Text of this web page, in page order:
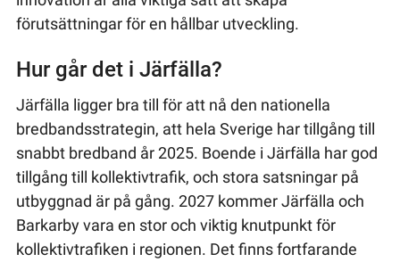
förutsättningar för en hållbar utveckling.
Hur går det i Järfälla?
Järfälla ligger bra till för att nå den nationella
bredbandsstrategin, att hela Sverige har tillgång till
snabbt bredband år 2025. Boende i Järfälla har god
tillgång till kollektivtrafik, och stora satsningar på
utbyggnad är på gång. 2027 kommer Järfälla och
Barkarby vara en stor och viktig knutpunkt för
kollektivtrafiken i regionen. Det finns fortfarande